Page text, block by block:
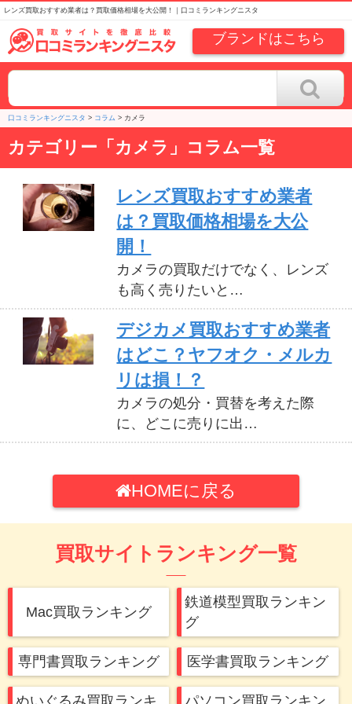
レンズ買取おすすめ業者は？買取価格相場を大公開！｜口コミランキングニスタ
ブランドはこちら
口コミランキングニスタ > コラム > カメラ
カテゴリー「カメラ」コラム一覧
レンズ買取おすすめ業者
は？買取価格相場を大公
開！
カメラの買取だけでなく、レンズ
も高く売りたいと…
デジカメ買取おすすめ業者
はどこ？ヤフオク・メルカ
リは損！？
カメラの処分・買替を考えた際
に、どこに売りに出…
っておくと便利なカメラの
豆知識
から触ればいいの…
HOMEに戻る
買取サイトランキング一覧
Mac買取ランキング
鉄道模型買取ランキン
グ
専門書買取ランキング 医学書買取ランキング
ぬいぐるみ買取ランキ パソコン買取ランキン